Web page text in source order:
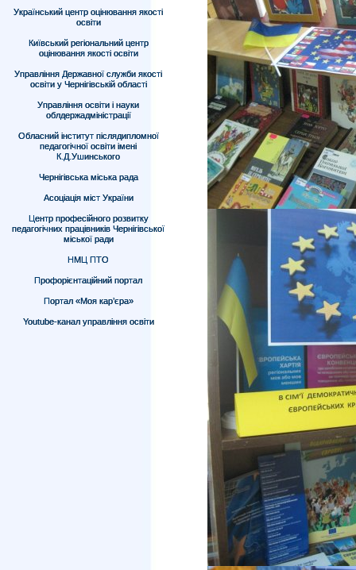
Український центр оцінювання якості
освіти
Київський регіональний центр
оцінювання якості освіти
Управління Державної служби якості
освіти у Чернігівській області
Управління освіти і науки
облдержадміністрації
Обласний інститут післядипломної
педагогічної освіти імені
К.Д.Ушинського
Чернігівська міська рада
Асоціація міст України
Центр професійного розвитку
педагогічних працівників Чернігівської
міської ради
НМЦ ПТО
Профорієнтаційний портал
Портал «Моя кар’єра»
Youtube-канал управління освіти